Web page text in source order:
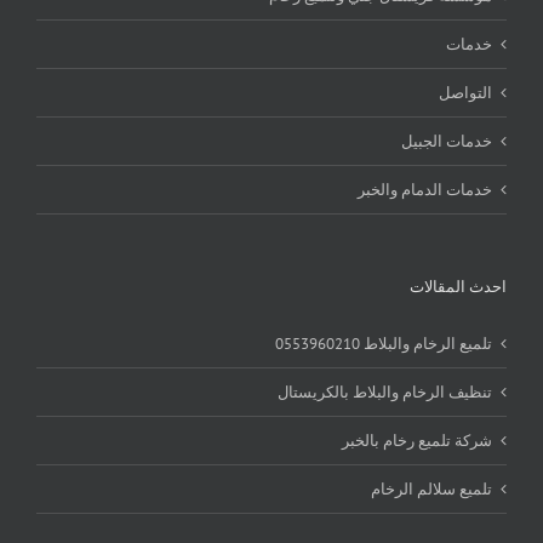
خدمات
التواصل
خدمات الجبيل
خدمات الدمام والخبر
احدث المقالات
تلميع الرخام والبلاط 0553960210
تنظيف الرخام والبلاط بالكريستال
شركة تلميع رخام بالخبر
تلميع سلالم الرخام